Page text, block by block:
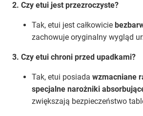
2. Czy etui jest przezroczyste?
Tak, etui jest całkowicie
zachowuje oryginalny wygląd
3. Czy etui chroni przed upadkami?
Tak, etui posiada wzmacniane
specjalne narożniki
zwiększają bezpieczeństwo